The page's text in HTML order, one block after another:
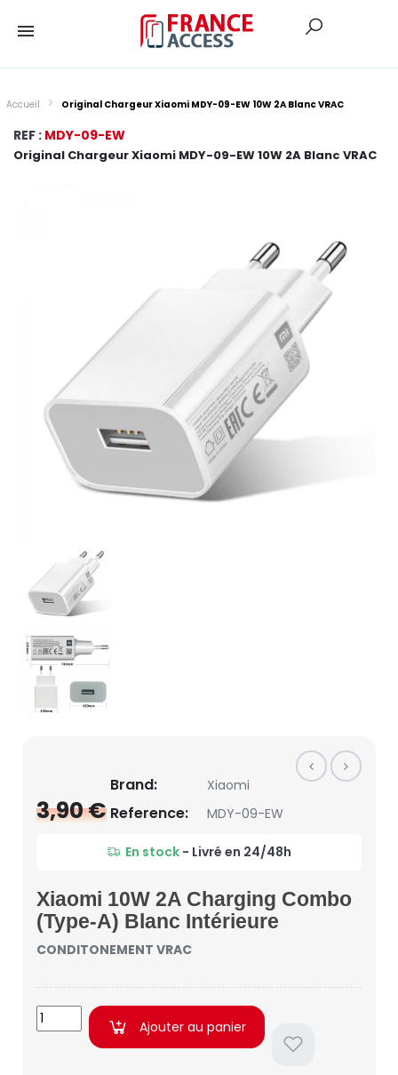
Accueil Original Chargeur Xiaomi MDY-09-EW 10W 2A Blanc VRAC
REF : MDY-09-EW
Original Chargeur Xiaomi MDY-09-EW 10W 2A Blanc VRAC
3,90 €
Brand: Xiaomi
Reference: MDY-09-EW
En stock - Livré en 24/48h
Xiaomi 10W 2A Charging Combo
(Type-A) Blanc Intérieure
CONDITONEMENT VRAC
Ajouter au panier